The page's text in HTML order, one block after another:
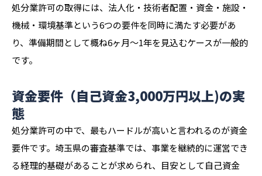
処分業許可の取得には、法人化・技術者配置・資金・施設・
機械・環境基準という6つの要件を同時に満たす必要があ
り、準備期間として概ね6ヶ月〜1年を見込むケースが一般的
です。
資金要件（自己資金3,000万円以上)の実
態
処分業許可の中で、最もハードルが高いと言われるのが資金
要件です。埼玉県の審査基準では、事業を継続的に運営でき
る経理的基礎があることが求められ、目安として自己資金